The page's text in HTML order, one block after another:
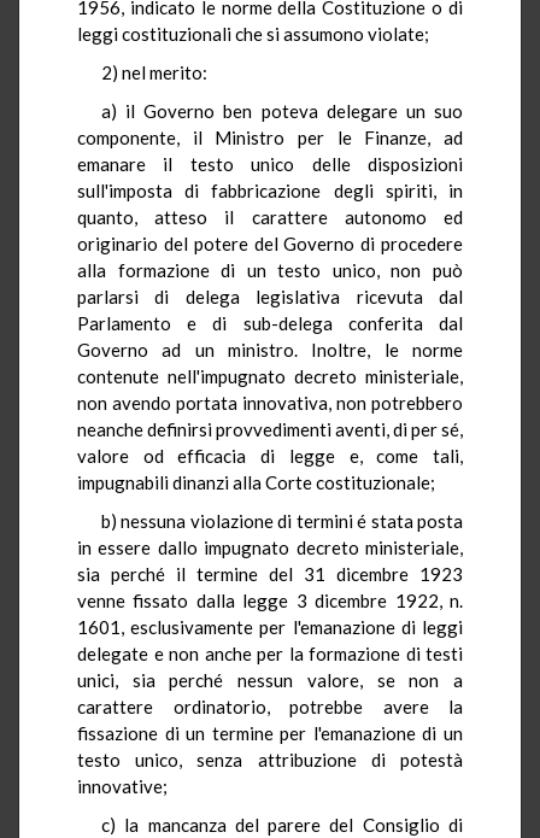
1956, indicato le norme della Costituzione o di
leggi costituzionali che si assumono violate;
2) nel merito:
a) il Governo ben poteva delegare un suo
componente, il Ministro per le Finanze, ad
emanare il testo unico delle disposizioni
sull'imposta di fabbricazione degli spiriti, in
quanto, atteso il carattere autonomo ed
originario del potere del Governo di procedere
alla formazione di un testo unico, non può
parlarsi di delega legislativa ricevuta dal
Parlamento e di sub-delega conferita dal
Governo ad un ministro. Inoltre, le norme
contenute nell'impugnato decreto ministeriale,
non avendo portata innovativa, non potrebbero
neanche definirsi provvedimenti aventi, di per sé,
valore od efficacia di legge e, come tali,
impugnabili dinanzi alla Corte costituzionale;
b) nessuna violazione di termini é stata posta
in essere dallo impugnato decreto ministeriale,
sia perché il termine del 31 dicembre 1923
venne fissato dalla legge 3 dicembre 1922, n.
1601, esclusivamente per l'emanazione di leggi
delegate e non anche per la formazione di testi
unici, sia perché nessun valore, se non a
carattere ordinatorio, potrebbe avere la
fissazione di un termine per l'emanazione di un
testo unico, senza attribuzione di potestà
innovative;
c) la mancanza del parere del Consiglio di